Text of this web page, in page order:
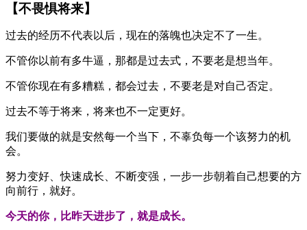
【不畏惧将来】
过去的经历不代表以后，现在的落魄也决定不了一生。
不管你以前有多牛逼，那都是过去式，不要老是想当年。
不管你现在有多糟糕，都会过去，不要老是对自己否定。
过去不等于将来，将来也不一定更好。
我们要做的就是安然每一个当下，不辜负每一个该努力的机
会。
努力变好、快速成长、不断变强，一步一步朝着自己想要的方
向前行，就好。
今天的你，比昨天进步了，就是成长。